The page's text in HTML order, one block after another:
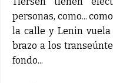
personas, como...
la calle y Lenin
brazo a los
fondo...